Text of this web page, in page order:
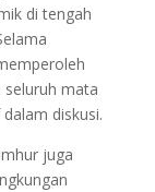
di tengah
seluruh mata
diskusi.
juga